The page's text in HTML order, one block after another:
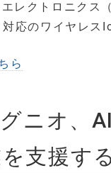
レクトロニクス
対応のワイヤレス
ら
ニオ、
支援す